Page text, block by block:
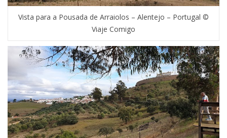
Vista para a Pousada de Arraiolos – Alentejo – Portugal ©
Viaje Comigo